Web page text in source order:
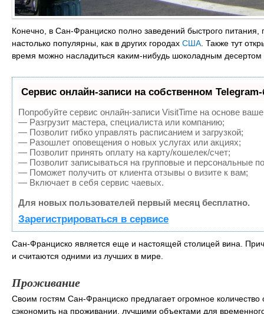
Конечно, в Сан-Франциско полно заведений быстрого
настолько популярны, как в других городах США . Также тут
время можно насладиться каким-нибудь шоколадным
Сервис онлайн-записи на собственном Telegram-
Попробуйте сервис онлайн-записи VisitTime на основе
— Разгрузит мастера, специалиста или компанию;
— Позволит гибко управлять расписанием и загрузкой;
— Разошлет оповещения о новых услугах или акциях;
— Позволит принять оплату на карту/кошелек/счет;
— Позволит записываться на групповые и персональные
— Поможет получить от клиента отзывы о визите к вам;
— Включает в себя сервис чаевых.
Для новых пользователей первый месяц бесплатно.
Зарегистрироваться в сервисе
Сан-Франциско является еще и настоящей столицей вина.
и считаются одними из лучших в мире.
Проживание
Своим гостям Сан-Франциско предлагает огромное количество
сэкономить на проживании, лучшими объектами для